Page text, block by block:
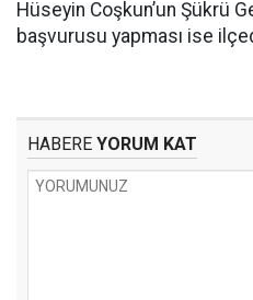
Hüseyin Coşkun’un Şükrü
başvurusu yapması ise
HABERE YORUM KAT